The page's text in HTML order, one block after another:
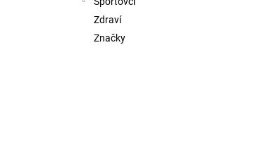
Zdraví
Značky
PÁNSKÝ ZEŠTÍHLUJÍCÍ PÁS NA BŘICHO